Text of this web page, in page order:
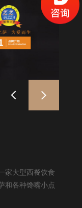
家大型西餐饮食
和各种馋嘴小点